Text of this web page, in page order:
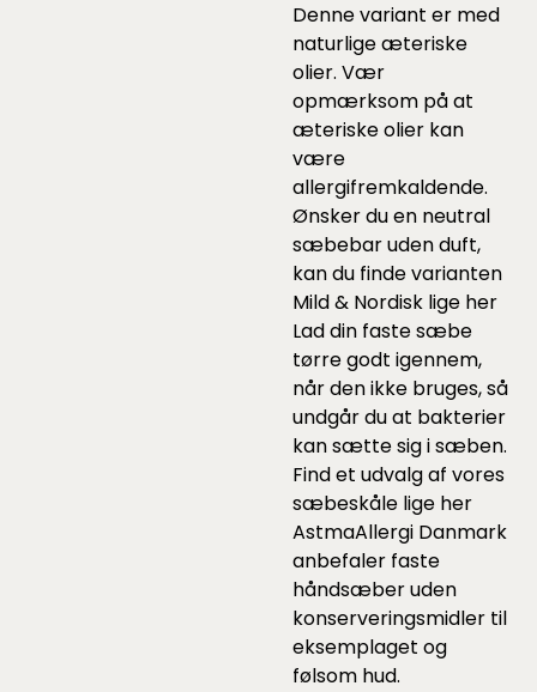
Denne variant er med
naturlige æteriske
olier. Vær
opmærksom på at
æteriske olier kan
være
allergifremkaldende.
Ønsker du en neutral
sæbebar uden duft,
kan du finde varianten
Mild & Nordisk lige her
Lad din faste sæbe
tørre godt igennem,
når den ikke bruges, så
undgår du at bakterier
kan sætte sig i sæben.
Find et udvalg af vores
sæbeskåle lige her
AstmaAllergi Danmark
anbefaler faste
håndsæber uden
konserveringsmidler til
eksemplaget og
følsom hud.